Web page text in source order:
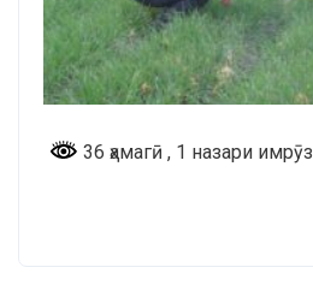
36 ҳамагӣ , 1 назари имрӯз